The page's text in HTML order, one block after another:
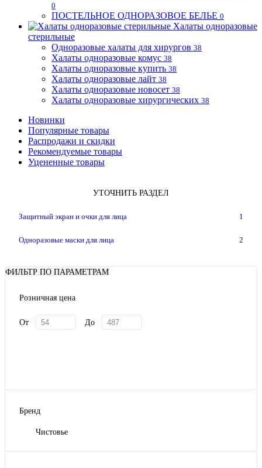
0
ПОСТЕЛЬНОЕ ОДНОРАЗОВОЕ БЕЛЬЕ 0
Халаты одноразовые
стерильные
Одноразовые халаты для хирургов 38
Халаты одноразовые комус 38
Халаты одноразовые купить 38
Халаты одноразовые лайт 38
Халаты одноразовые новосет 38
Халаты одноразовые хирургических 38
Новинки
Популярные товары
Распродажи и скидки
Рекомендуемые товары
Уцененные товары
УТОЧНИТЬ РАЗДЕЛ
Защитный экран и очки для лица 1
Одноразовые маски для лица 2
ФИЛЬТР ПО ПАРАМЕТРАМ
Розничная цена
От До
Бренд
Чистовье